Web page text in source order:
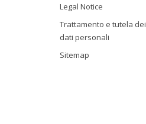
Legal Notice
Trattamento e tutela dei
dati personali
Sitemap